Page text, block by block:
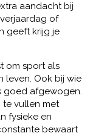
aandacht bij
of
geeft krijg je
om sport als
leven. Ook bij wie
goed afgewogen.
te vullen met
fysieke en
bewaart